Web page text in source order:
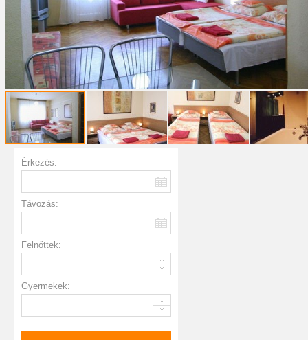
Érkezés:
Távozás:
Felnőttek:
Gyermekek: